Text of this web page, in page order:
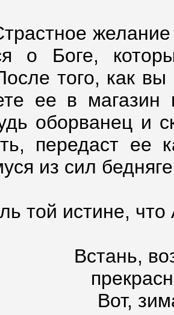
о Боге,
того, как вы
ее в магазин
оборванец и
передаст ее
из сил
той истине,
Встань,
Вот,